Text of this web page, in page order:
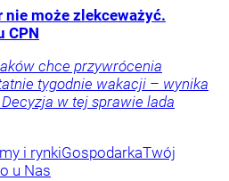
nie może zlekceważyć.
CPN
chce przywrócenia
tygodnie wakacji – wynika
Decyzja w tej sprawie lada
i rynkiGospodarkaTwój
u Nas